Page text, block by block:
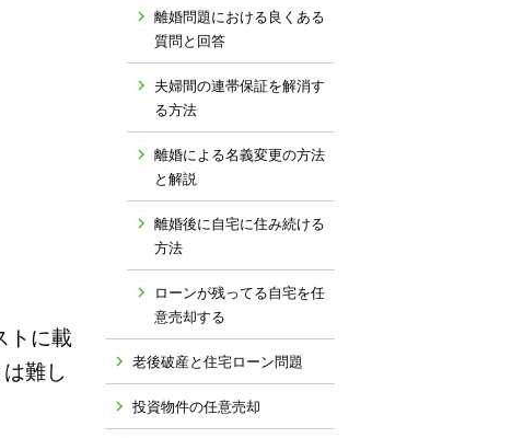
トに載
難し
離婚問題における良くある
質問と回答
夫婦間の連帯保証を解消す
る方法
離婚による名義変更の方法
と解説
離婚後に自宅に住み続ける
方法
ローンが残ってる自宅を任
意売却する
老後破産と住宅ローン問題
投資物件の任意売却